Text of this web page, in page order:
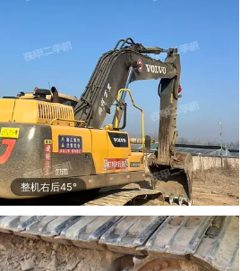
整机右后45°